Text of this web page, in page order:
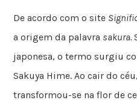
De acordo com o site
a origem da palavra sakura.
japonesa, o termo surgiu
Sakuya Hime. Ao cair do
transformou-se na flor de